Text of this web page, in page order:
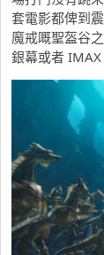
套電影都俾到
魔戒嘅聖盔谷
銀幕或者 IMAX